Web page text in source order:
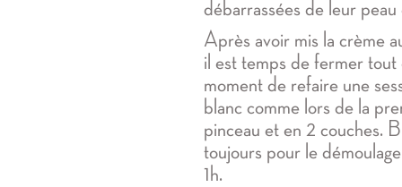
débarrassées de leur
Après avoir mis la crème
il est temps de fermer tout
moment de refaire une
blanc comme lors de la
pinceau et en 2 couches.
toujours pour le
1h.